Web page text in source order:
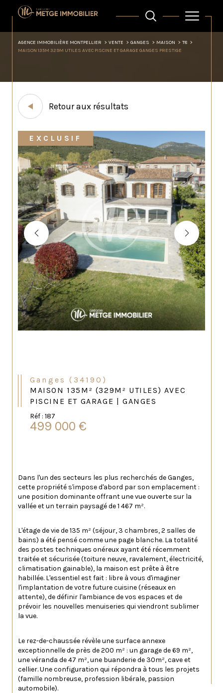
AGENCE IMMOBILIÈRE MONTPELLIER VENTE GANGES MAISON
T8
MAISON 135M 329M UTILES AVEC PISCINE ET GARAGE GANGES PRESTIGE
Retour aux résultats
EXCLUSIF
Ganges (34190)
MAISON 135M² (329M² UTILES) AVEC
PISCINE ET GARAGE | GANGES
Réf : 187
499 000 €
Dans l'un des secteurs les plus recherchés de Ganges,
cette propriété s'impose d'abord par son emplacement :
une position dominante offrant une vue ouverte sur la
vallée et un terrain paysagé de 1 467 m².
L'étage de vie de 135 m² (séjour, 3 chambres, 2 salles de
bains) a été pensé comme une page blanche. La totalité
des postes techniques onéreux ayant été récemment
traitée et sécurisée (toiture neuve, ravalement, électricité,
climatisation gainable), la maison est prête à être
habillée. L'essentiel est fait : libre à vous d'imaginer
l'implantation de votre future cuisine (réseaux en
attente), de définir l'ambiance de vos espaces et de
prévoir les nouvelles menuiseries qui viendront sublimer
la vue.
Le rez-de-chaussée révèle une surface annexe
exceptionnelle de près de 200 m² : un garage de 69 m²,
une véranda de 47 m², une buanderie de 30m², cave et
cellier. Une configuration qui répondra à tous les projets
(famille nombreuse, profession libérale, passion
automobile).